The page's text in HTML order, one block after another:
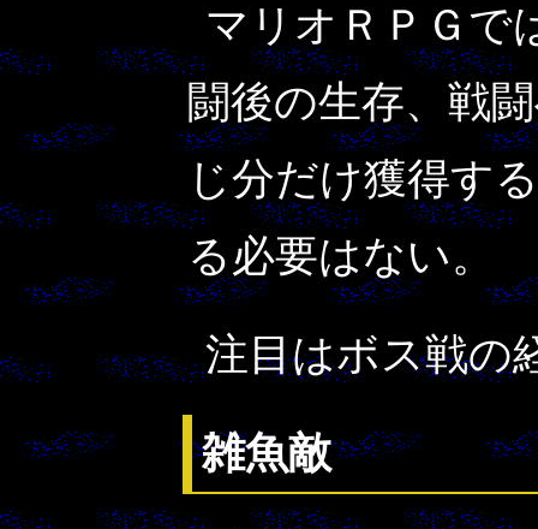
マリオＲＰＧで
闘後の生存、戦
じ分だけ獲得す
る必要はない。
注目はボス戦の
雑魚敵